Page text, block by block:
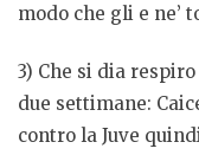
modo che gli e ne’
3) Che si dia
due settimane:
contro la Juve